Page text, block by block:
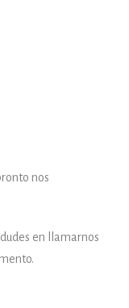
nos
en llamarnos